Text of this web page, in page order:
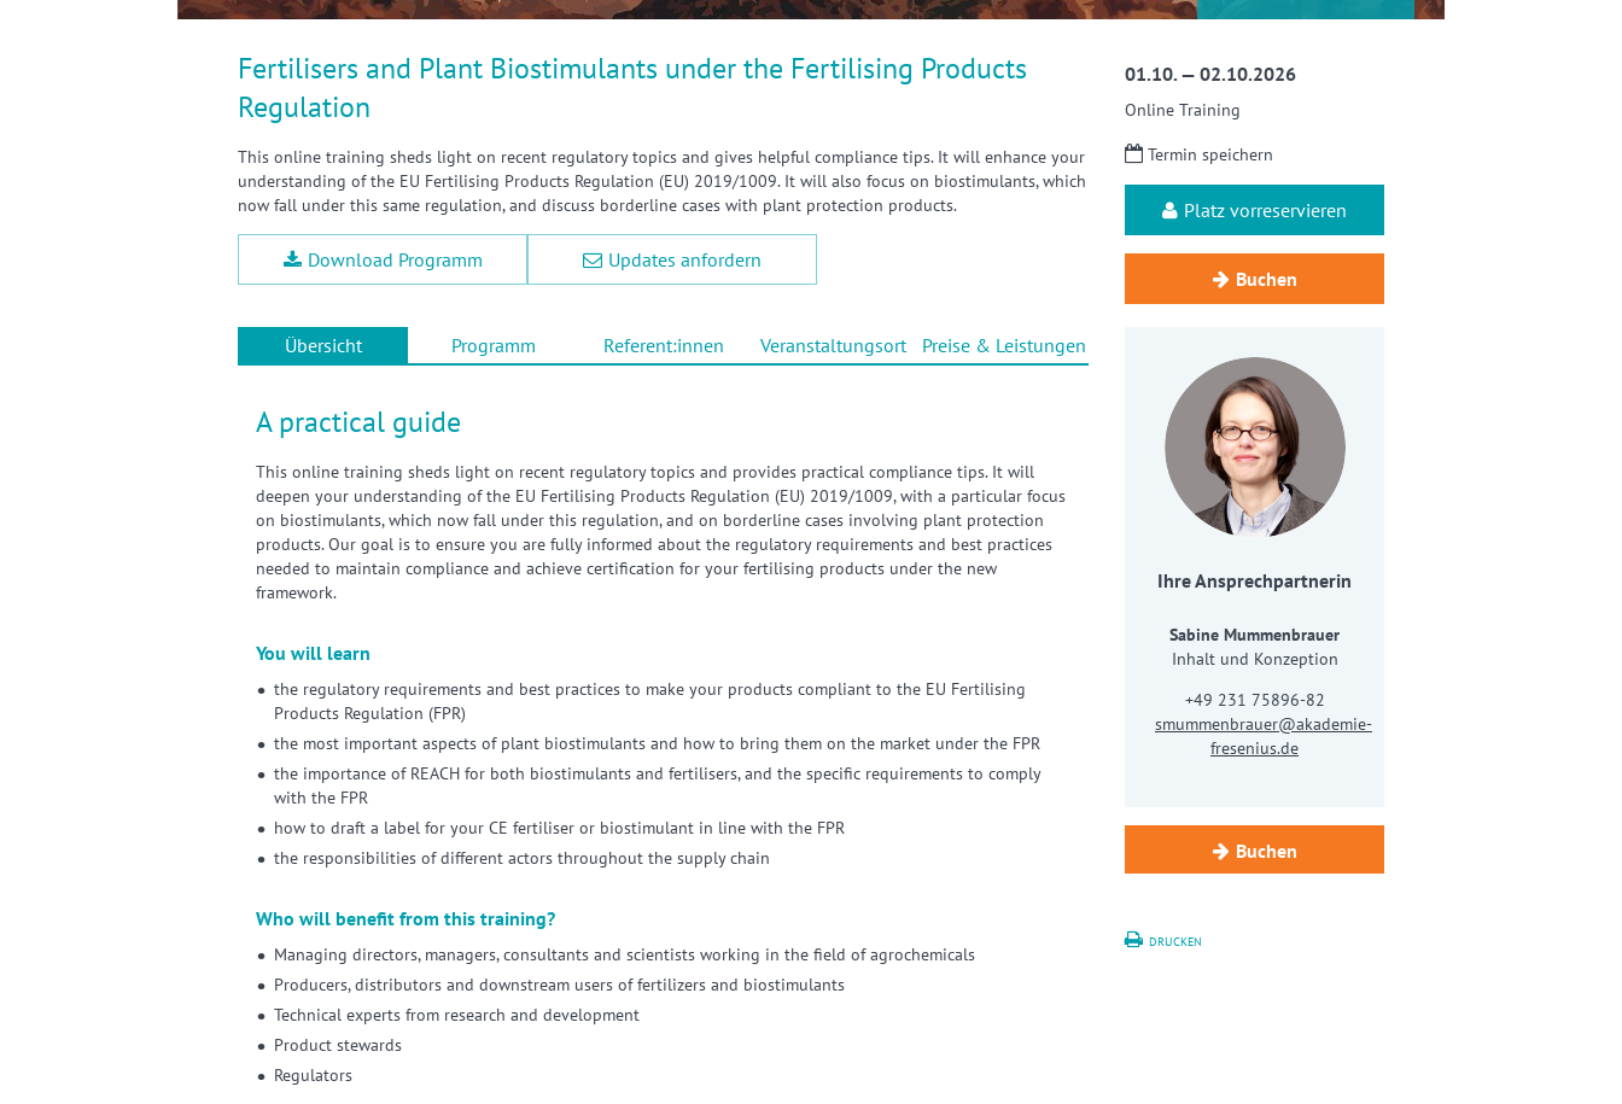
Fertilisers and Plant Biostimulants under the Fertilising Products
Regulation
This online training sheds light on recent regulatory topics and gives helpful compliance tips. It will enhance your
understanding of the EU Fertilising Products Regulation (EU) 2019/1009. It will also focus on biostimulants, which
now fall under this same regulation, and discuss borderline cases with plant protection products.
Download Programm Updates anfordern
01.10. — 02.10.2026
Online Training
Termin speichern
Platz vorreservieren
Buchen
Übersicht Programm Referent:innen Veranstaltungsort Preise & Leistungen
A practical guide
This online training sheds light on recent regulatory topics and provides practical compliance tips. It will
deepen your understanding of the EU Fertilising Products Regulation (EU) 2019/1009, with a particular focus
on biostimulants, which now fall under this regulation, and on borderline cases involving plant protection
products. Our goal is to ensure you are fully informed about the regulatory requirements and best practices
needed to maintain compliance and achieve certification for your fertilising products under the new
framework.
You will learn
the regulatory requirements and best practices to make your products compliant to the EU Fertilising
Products Regulation (FPR)
the most important aspects of plant biostimulants and how to bring them on the market under the FPR
the importance of REACH for both biostimulants and fertilisers, and the specific requirements to comply
with the FPR
how to draft a label for your CE fertiliser or biostimulant in line with the FPR
the responsibilities of different actors throughout the supply chain
Who will benefit from this training?
Managing directors, managers, consultants and scientists working in the field of agrochemicals
Producers, distributors and downstream users of fertilizers and biostimulants
Technical experts from research and development
Product stewards
Regulators
Ihre Ansprechpartnerin
Sabine Mummenbrauer
Inhalt und Konzeption
+49 231 75896-82
smummenbrauer@akademie-
fresenius.de
Buchen
DRUCKEN